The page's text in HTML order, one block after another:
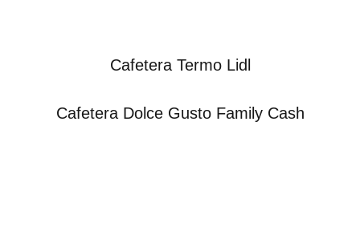
Cafetera Termo Lidl
Cafetera Dolce Gusto Family Cash